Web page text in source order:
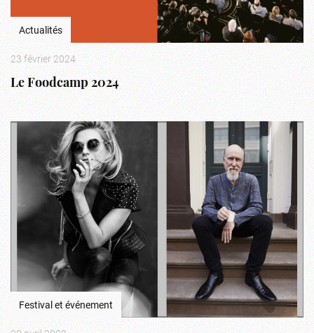
Actualités
23 février 2024
Le Foodcamp 2024
Festival et événement